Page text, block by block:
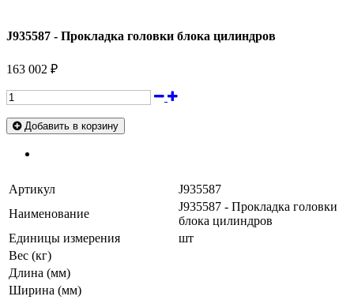
J935587 - Прокладка головки блока цилиндров
163 002 ₽
Добавить в корзину
Артикул
J935587
Наименование
J935587 - Прокладка головки
блока цилиндров
Единицы измерения
шт
Вес (кг)
Длина (мм)
Ширина (мм)